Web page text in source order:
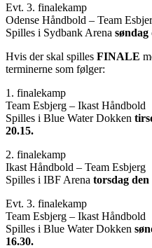
Evt. 3. finalekamp
Odense Håndbold –
Spilles i Sydbank Arena søndag
Hvis der skal spilles FINALE
terminerne som følger:
1. finalekamp
Team Esbjerg – Ikast
Spilles i Blue Water Dokken
20.15.
2. finalekamp
Ikast Håndbold –
Spilles i IBF Arena torsdag den
Evt. 3. finalekamp
Team Esbjerg – Ikast
Spilles i Blue Water Dokken
16.30.